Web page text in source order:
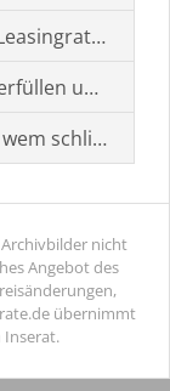
um einen
schließe ich
nicht
Angebot des
übernimmt
Inserat.